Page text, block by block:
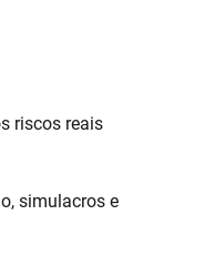
riscos reais
simulacros e